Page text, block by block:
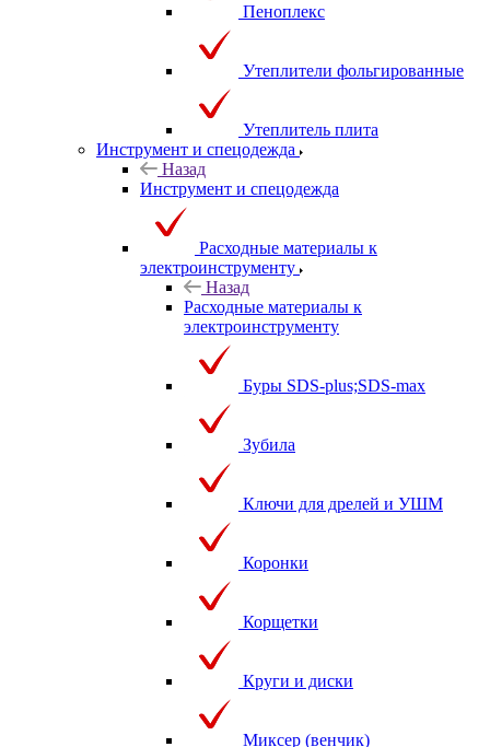
Пеноплекс
Утеплители фольгированные
Утеплитель плита
Инструмент и спецодежда
Назад
Инструмент и спецодежда
Расходные материалы к
электроинструменту
Назад
Расходные материалы к
электроинструменту
Буры SDS-plus;SDS-max
Зубила
Ключи для дрелей и УШМ
Коронки
Корщетки
Круги и диски
Миксер (венчик)